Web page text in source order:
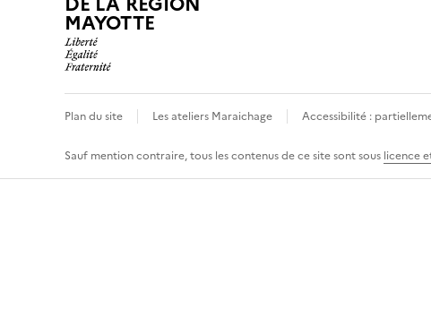
MAYOTTE
Plan du site Les ateliers Maraichage Accessibilité :
Sauf mention contraire, tous les contenus de ce site sont sous licence